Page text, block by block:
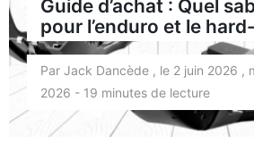
Guide d’achat : Quel
pour l’enduro et le
Par Jack Dancède , le 2 juin 2026 ,
2026 - 19 minutes de lecture